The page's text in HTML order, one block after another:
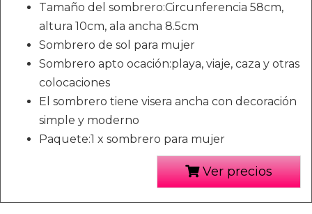
Tamaño del sombrero:Circunferencia 58cm,
altura 10cm, ala ancha 8.5cm
Sombrero de sol para mujer
Sombrero apto ocación:playa, viaje, caza y otras
colocaciones
El sombrero tiene visera ancha con decoración
simple y moderno
Paquete:1 x sombrero para mujer
Ver precios